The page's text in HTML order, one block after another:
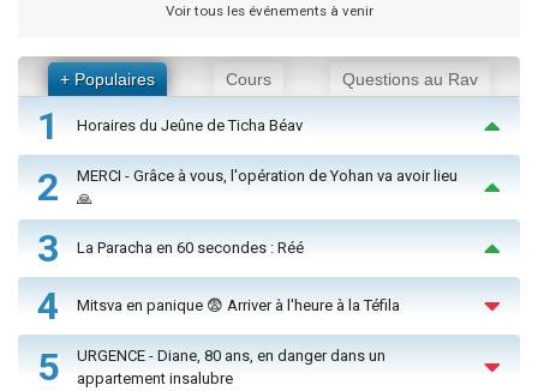
Voir tous les événements à venir
+ Populaires Cours Questions au Rav
1 Horaires du Jeûne de Ticha Béav
2
MERCI - Grâce à vous, l'opération de Yohan va avoir lieu
🙏
3 La Paracha en 60 secondes : Réé
4 Mitsva en panique 😨 Arriver à l'heure à la Téfila
5
URGENCE - Diane, 80 ans, en danger dans un
appartement insalubre